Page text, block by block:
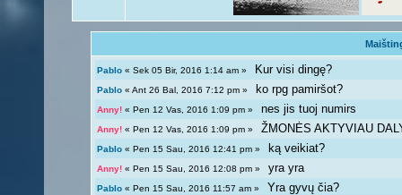
Pablo « Sek 05 Bir, 2016 1:14 am » Kur visi dingę?
Pablo « Ant 26 Bal, 2016 7:12 pm » ko rpg pamiršot?
Anny! « Pen 12 Vas, 2016 1:09 pm »nes jis tuoj numirs
Anny! « Pen 12 Vas, 2016 1:09 pm »ŽMONĖS AKTYVIAU
Pablo « Pen 15 Sau, 2016 12:41 pm » ką veikiat?
Anny! « Pen 15 Sau, 2016 12:08 pm »yra yra
Pablo « Pen 15 Sau, 2016 11:57 am » Yra gyvų čia?